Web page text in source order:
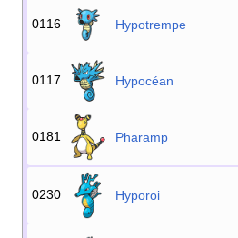
0116 Hypotrempe
0117 Hypocéan
0181 Pharamp
0230 Hyporoi